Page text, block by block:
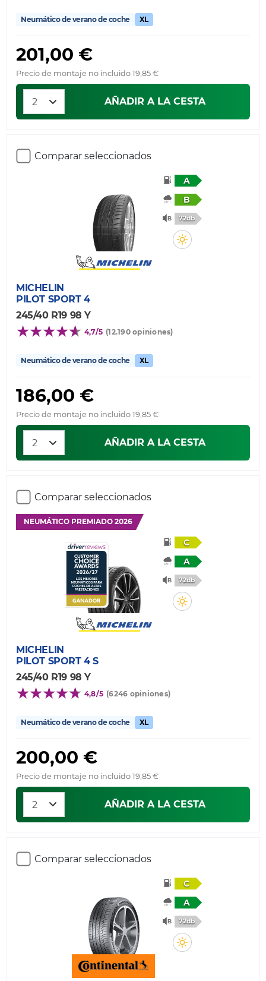
Neumático de verano de coche XL
201,00 €
Precio de montaje no incluido 19,85 €
AÑADIR A LA CESTA
Comparar seleccionados
A
B
72db
MICHELIN
PILOT SPORT 4
245/40 R19 98 Y
4,7/5 (12.190 opiniones)
Neumático de verano de coche XL
186,00 €
Precio de montaje no incluido 19,85 €
AÑADIR A LA CESTA
Comparar seleccionados
NEUMÁTICO PREMIADO 2026
C
A
72db
MICHELIN
PILOT SPORT 4 S
245/40 R19 98 Y
4,8/5 (6246 opiniones)
Neumático de verano de coche XL
200,00 €
Precio de montaje no incluido 19,85 €
AÑADIR A LA CESTA
Comparar seleccionados
C
A
72db